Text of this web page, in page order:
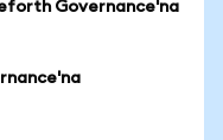
Governance'na